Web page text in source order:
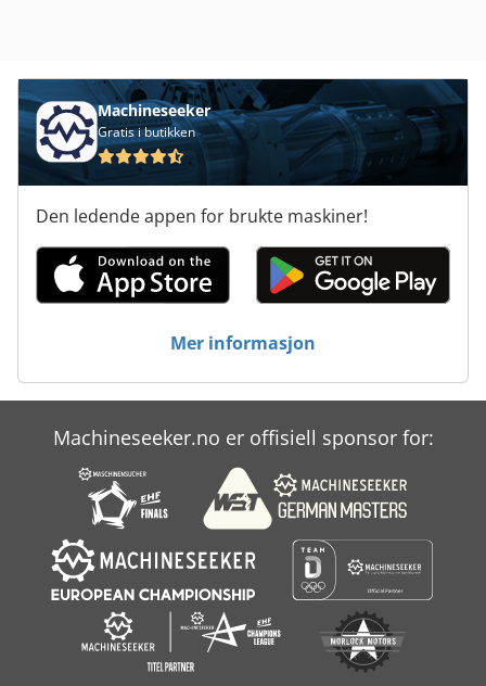
Machineseeker
Gratis i butikken
Den ledende appen for brukte maskiner!
Mer informasjon
Machineseeker.no er offisiell sponsor for: